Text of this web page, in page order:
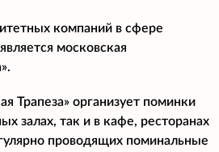
компаний в сфере
московская
Трапеза» организует поминки
залах, так и в кафе, ресторанах
проводящих поминальные